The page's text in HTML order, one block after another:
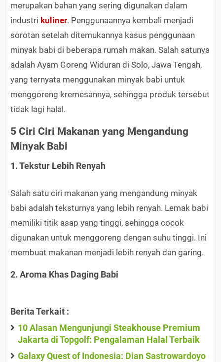
merupakan bahan yang sering digunakan dalam
industri kuliner. Penggunaannya kembali menjadi
sorotan setelah ditemukannya kasus penggunaan
minyak babi di beberapa rumah makan. Salah satunya
adalah Ayam Goreng Widuran di Solo, Jawa Tengah,
yang ternyata menggunakan minyak babi untuk
menggoreng kremesannya, sehingga produk tersebut
tidak lagi halal.
5 Ciri Ciri Makanan yang Mengandung
Minyak Babi
1. Tekstur Lebih Renyah
Salah satu ciri makanan yang mengandung minyak
babi adalah teksturnya yang lebih renyah. Lemak babi
memiliki titik asap yang tinggi, sehingga cocok
digunakan untuk menggoreng dengan suhu tinggi. Ini
membuat makanan menjadi lebih renyah dan garing.
2. Aroma Khas Daging Babi
Berita Terkait :
10 Alasan Mengunjungi Steakhouse Premium
Jakarta di Topgolf: Pengalaman Halal Terbaik
Galaxy Quest of Indonesia: Dian Sastrowardoyo